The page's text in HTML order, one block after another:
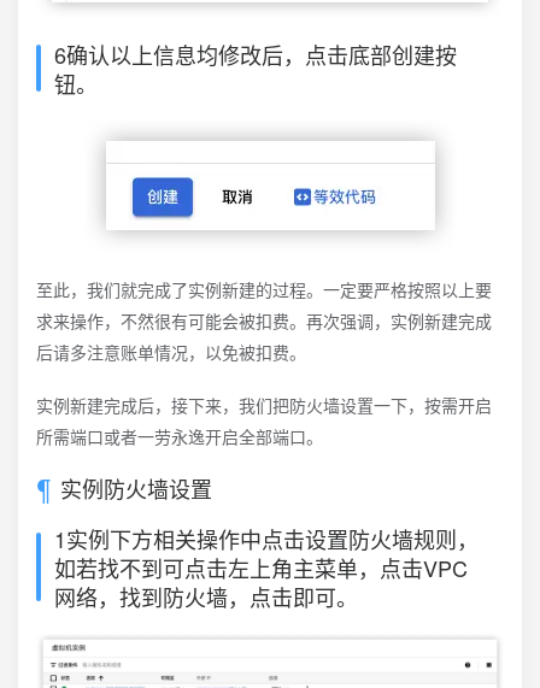
6确认以上信息均修改后，点击底部创建按
钮。
至此，我们就完成了实例新建的过程。一定要严格按照以上要
求来操作，不然很有可能会被扣费。再次强调，实例新建完成
后请多注意账单情况，以免被扣费。
实例新建完成后，接下来，我们把防火墙设置一下，按需开启
所需端口或者一劳永逸开启全部端口。
实例防火墙设置
1实例下方相关操作中点击设置防火墙规则，
如若找不到可点击左上角主菜单，点击VPC
网络，找到防火墙，点击即可。